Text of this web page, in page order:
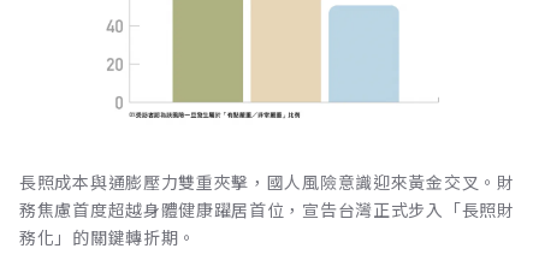
長照成本與通膨壓力雙重夾擊，國人風險意識迎來黃金交叉。財
務焦慮首度超越身體健康躍居首位，宣告台灣正式步入「長照財
務化」的關鍵轉折期。